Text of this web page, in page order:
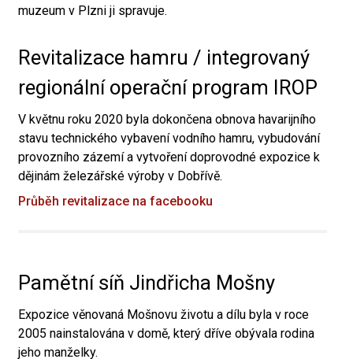
muzeum v Plzni ji spravuje.
Revitalizace hamru / integrovaný
regionální operační program IROP
V květnu roku 2020 byla dokončena obnova havarijního
stavu technického vybavení vodního hamru, vybudování
provozního zázemí a vytvoření doprovodné expozice k
dějinám železářské výroby v Dobřívě.
Průběh revitalizace na facebooku
Pamětní síň Jindřicha Mošny
Expozice věnovaná Mošnovu životu a dílu byla v roce
2005 nainstalována v domě, který dříve obývala rodina
jeho manželky.